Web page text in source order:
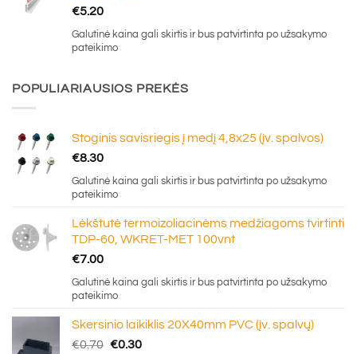
€5.20
Galutinė kaina gali skirtis ir bus patvirtinta po užsakymo
pateikimo
POPULIARIAUSIOS PREKĖS
Stoginis savisriegis į medį 4,8x25 (įv. spalvos)
€8.30
Galutinė kaina gali skirtis ir bus patvirtinta po užsakymo
pateikimo
Lėkštutė termoizoliacinėms medžiagoms tvirtinti
TDP-60, WKRET-MET 100vnt
€7.00
Galutinė kaina gali skirtis ir bus patvirtinta po užsakymo
pateikimo
Skersinio laikiklis 20X40mm PVC (įv. spalvų)
€0.70 Original
€0.30Current